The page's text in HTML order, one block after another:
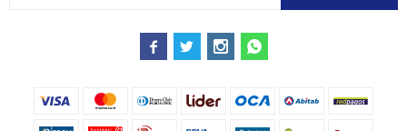
   